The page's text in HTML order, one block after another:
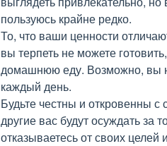
пользуюсь крайне редко.
То, что ваши ценности
вы терпеть не можете
домашнюю еду. Возможно, вы
каждый день.
Будьте честны и откровенны
другие вас будут осуждать за
отказываетесь от своих целей